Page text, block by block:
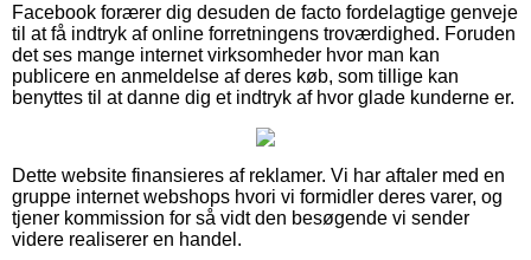
Facebook forærer dig desuden de facto fordelagtige genveje
til at få indtryk af online forretningens troværdighed. Foruden
det ses mange internet virksomheder hvor man kan
publicere en anmeldelse af deres køb, som tillige kan
benyttes til at danne dig et indtryk af hvor glade kunderne er.
Dette website finansieres af reklamer. Vi har aftaler med en
gruppe internet webshops hvori vi formidler deres varer, og
tjener kommission for så vidt den besøgende vi sender
videre realiserer en handel.